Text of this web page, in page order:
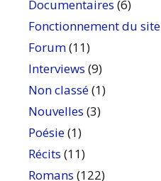
Documentaires (6)
Fonctionnement du site
Forum(11)
Interviews (9)
Non classé(1)
Nouvelles (3)
Poésie(1)
Récits (11)
Romans (122)